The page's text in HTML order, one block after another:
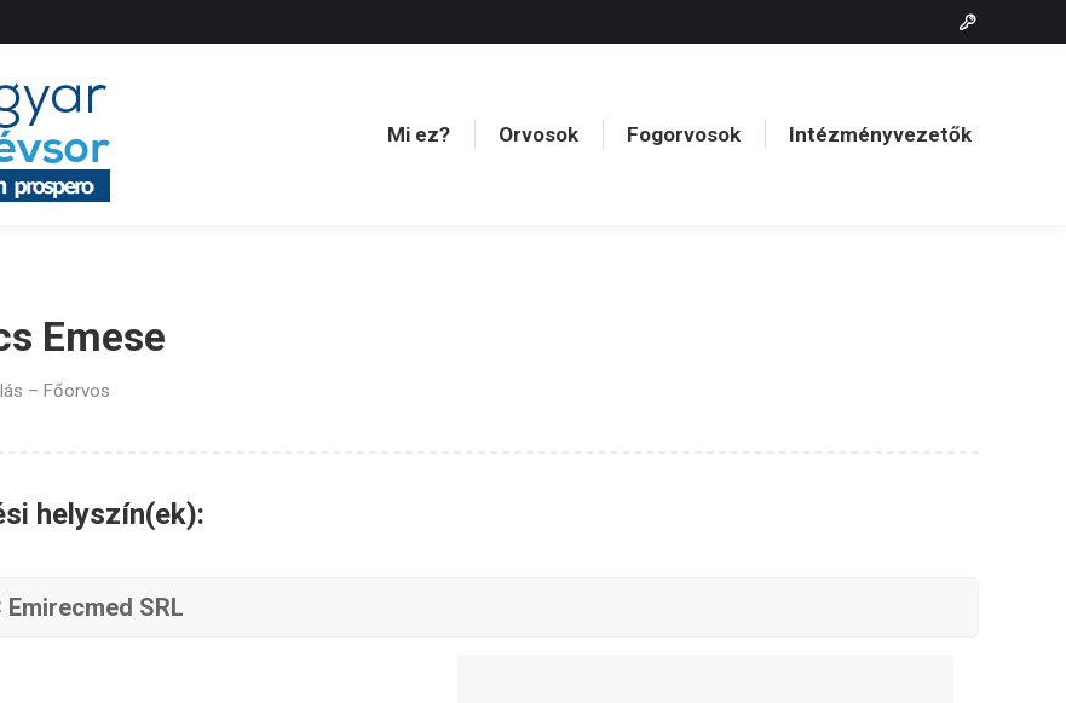
Mi ez? Orvosok Fogorvosok Intézményvezetők
Emese
– Főorvos
helyszín(ek):
Emirecmed SRL
Mi ez? Orvosok Fogorvosok Intézményvezetők